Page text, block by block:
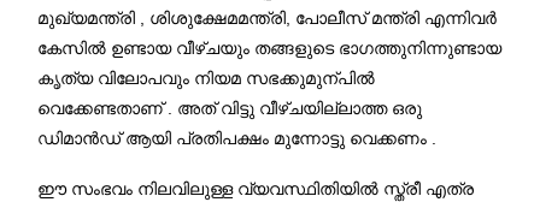
മുഖ്യമന്ത്രി , ശിശുക്ഷേമമന്ത്രി, പോലീസ് മന്ത്രി എന്നിവർ
കേസിൽ ഉണ്ടായ വീഴ്ചയും തങ്ങളുടെ ഭാഗത്തുനിന്നുണ്ടായ
കൃത്യ വിലോപവും നിയമ സഭക്കുമുന്പിൽ
വെക്കേണ്ടതാണ് . അത് വിട്ടു വീഴ്ചയില്ലാത്ത ഒരു
ഡിമാൻഡ് ആയി പ്രതിപക്ഷം മുന്നോട്ടു വെക്കണം .
ഈ സംഭവം നിലവിലുള്ള വ്യവസ്ഥിതിയിൽ സ്ത്രീ എത്ര